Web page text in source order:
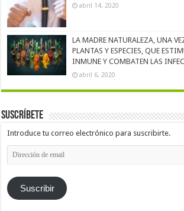
abril 14, 2020
LA MADRE NATURALEZA, UNA
PLANTAS Y ESPECIES, QUE
INMUNE Y COMBATEN LAS
abril 6, 2020
Suscríbete
Introduce tu correo electrónico para suscribirte.
Dirección
de
Suscribir